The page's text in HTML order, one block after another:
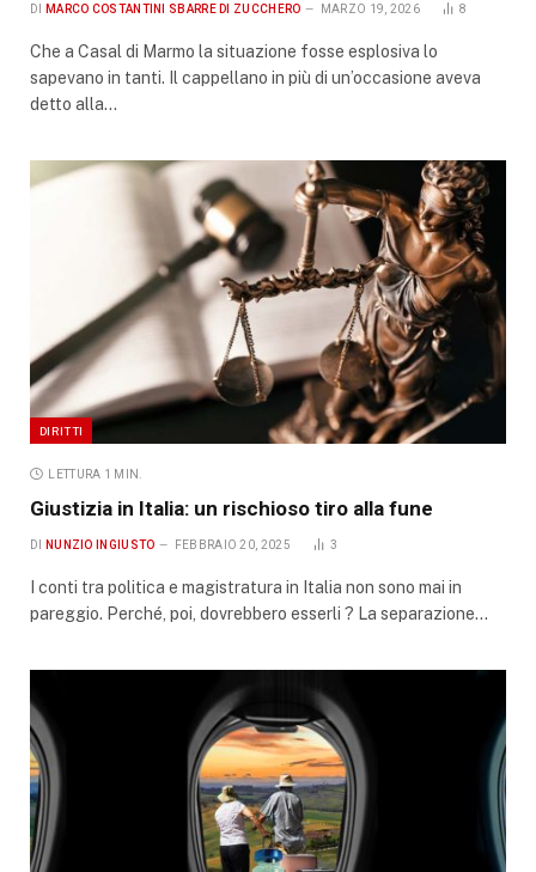
DI MARCO COSTANTINI SBARRE DI ZUCCHERO MARZO 19, 2026 8
Che a Casal di Marmo la situazione fosse esplosiva lo
sapevano in tanti. Il cappellano in più di un’occasione aveva
detto alla…
DIRITTI
LETTURA 1 MIN.
Giustizia in Italia: un rischioso tiro alla fune
DI NUNZIO INGIUSTO FEBBRAIO 20, 2025 3
I conti tra politica e magistratura in Italia non sono mai in
pareggio. Perché, poi, dovrebbero esserli ? La separazione…